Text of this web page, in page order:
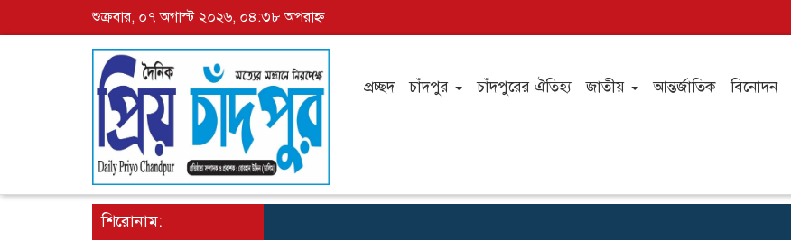
শুক্রবার, ০৭ অগাস্ট ২০২৬, ০৪:৩৮ অপরাহ্ন
প্রচ্ছদ চাঁদপুর চাঁদপুরের ঐতিহ্য জাতীয় আন্তর্জাতিক বিনোদন
শিরোনাম: